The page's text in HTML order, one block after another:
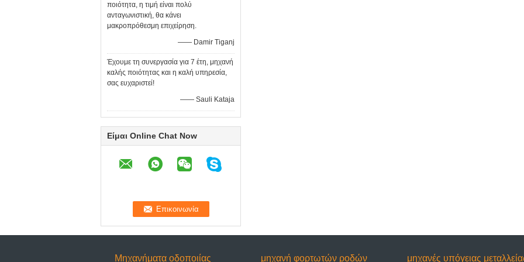
ποιότητα, η τιμή είναι πολύ
ανταγωνιστική, θα κάνει
μακροπρόθεσμη επιχείρηση.
—— Damir Tiganj
Έχουμε τη συνεργασία για 7 έτη, μηχανή
καλής ποιότητας και η καλή υπηρεσία,
σας ευχαριστεί!
—— Sauli Kataja
Είμαι Online Chat Now
Μηχανήματα οδοποιίας μηχανή φορτωτών ροδών μηχανές υπόγειας